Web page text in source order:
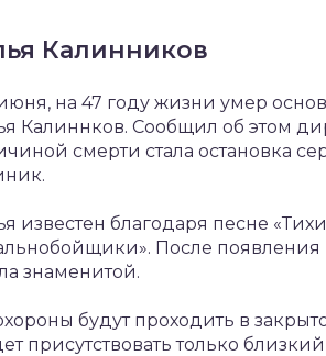
Калинников
на 47 году жизни умер
Калиннков. Сообщил об этом
смерти стала остановка
известен благодаря песне
После
знаменитой.
будут проходить в
присутствовать только